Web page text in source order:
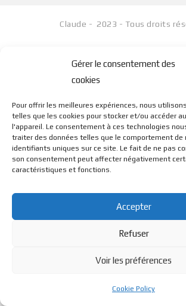
Gérer le consentement des
cookies
Pour offrir les meilleures expériences, nous
telles que les cookies pour stocker et/ou accéder
l'appareil. Le consentement à ces technologies
traiter des données telles que le comportement de
identifiants uniques sur ce site. Le fait de ne pas
son consentement peut affecter négativement
caractéristiques et fonctions.
Accepter
Refuser
Voir les préférences
Cookie Policy
Claude - 2023 - Tous droits